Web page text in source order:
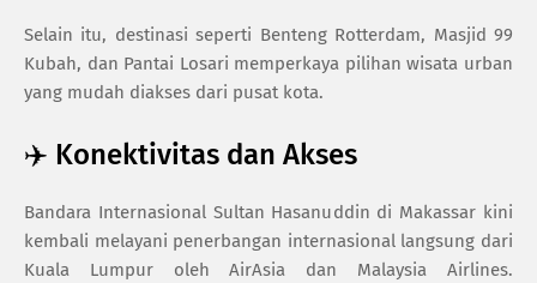
Selain itu, destinasi seperti Benteng Rotterdam, Masjid 99
Kubah, dan Pantai Losari memperkaya pilihan wisata urban
yang mudah diakses dari pusat kota.
✈️ Konektivitas dan Akses
Bandara Internasional Sultan Hasanuddin di Makassar kini
kembali melayani penerbangan internasional langsung dari
Kuala Lumpur oleh AirAsia dan Malaysia Airlines.